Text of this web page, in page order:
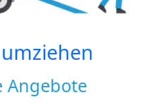
Angebote